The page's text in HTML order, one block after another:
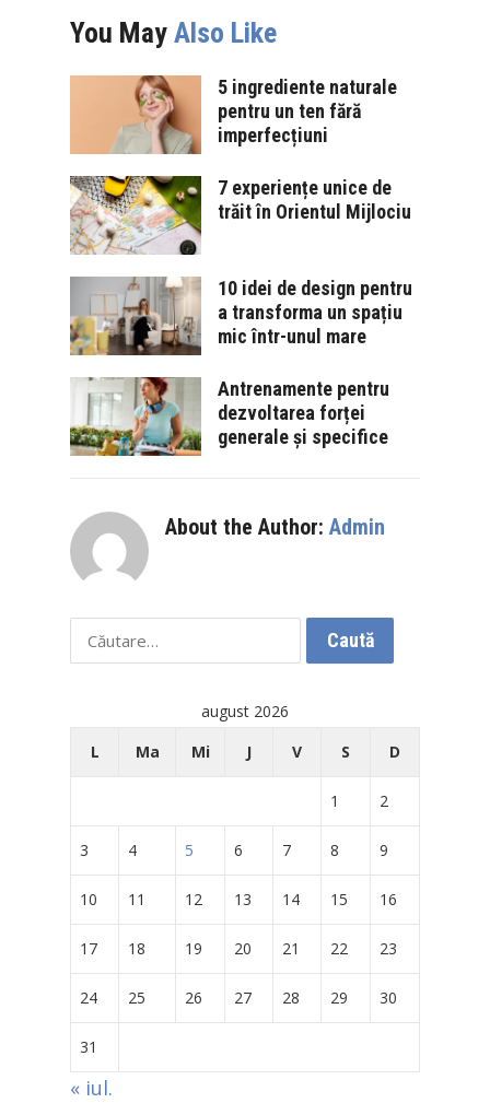
You May Also Like
5 ingrediente naturale
pentru un ten fără
imperfecțiuni
7 experiențe unice de
trăit în Orientul Mijlociu
10 idei de design pentru
a transforma un spațiu
mic într-unul mare
Antrenamente pentru
dezvoltarea forței
generale și specifice
About the Author: Admin
Caută
după:
august 2026
L
Ma Mi J V S D
1 2
3 4 5 6 7 8 9
10 11 12 13 14 15 16
17 18 19 20 21 22 23
24 25 26 27 28 29 30
31
« iul.